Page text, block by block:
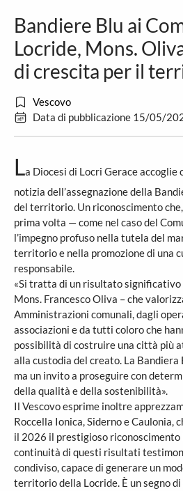
Bandiere Blu ai
Locride, Mons.
di crescita per il
Vescovo
Data di pubblicazione 15/05/
La Diocesi di Locri Gerace accoglie
notizia dell’assegnazione della
del territorio. Un riconoscimento
prima volta — come nel caso del
l’impegno profuso nella tutela del
territorio e nella promozione di una
responsabile.
«Si tratta di un risultato significativo
Mons. Francesco Oliva – che
Amministrazioni comunali, dagli
associazioni e da tutti coloro che
possibilità di costruire una città più
alla custodia del creato. La Bandiera
ma un invito a proseguire con
della qualità e della sostenibilità».
Il Vescovo esprime inoltre
Roccella Ionica, Siderno e Caulonia,
il 2026 il prestigioso riconoscimento
continuità di questi risultati
condiviso, capace di generare un
territorio della Locride. È un segno